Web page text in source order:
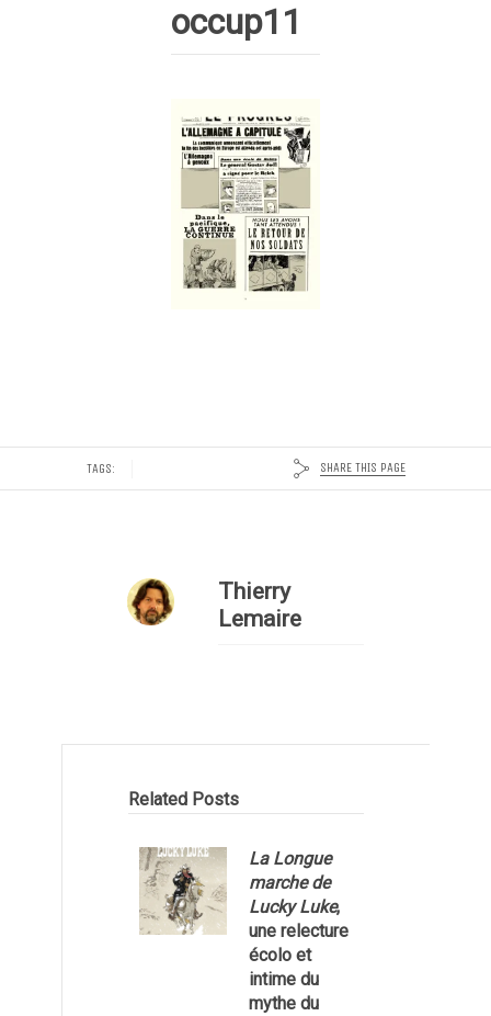
occup11
TAGS: SHARE THIS PAGE
Thierry
Lemaire
Related Posts
La Longue
marche de
Lucky Luke,
une relecture
écolo et
intime du
mythe du